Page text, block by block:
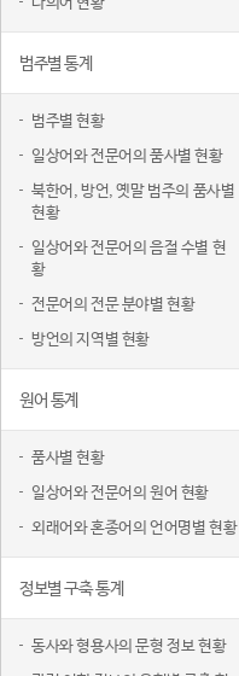
범주별 통계
범주별 현황
일상어와 전문어의 품사별 현황
북한어, 방언, 옛말 범주의 품사별
현황
일상어와 전문어의 음절 수별 현
황
전문어의 전문 분야별 현황
방언의 지역별 현황
원어 통계
품사별 현황
일상어와 전문어의 원어 현황
외래어와 혼종어의 언어명별 현황
정보별 구축 통계
동사와 형용사의 문형 정보 현황